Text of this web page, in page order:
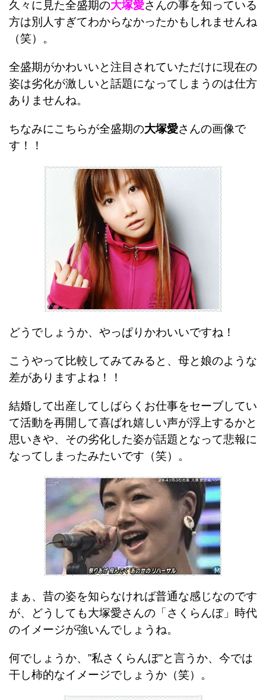
久々に見た全盛期の大塚愛さんの事を知っている
方は別人すぎてわからなかったかもしれませんね
（笑）。
全盛期がかわいいと注目されていただけに現在の
姿は劣化が激しいと話題になってしまうのは仕方
ありませんね。
ちなみにこちらが全盛期の大塚愛さんの画像で
す！！
どうでしょうか、やっぱりかわいいですね！
こうやって比較してみてみると、母と娘のような
差がありますよね！！
結婚して出産してしばらくお仕事をセーブしてい
て活動を再開して喜ばれ嬉しい声が浮上するかと
思いきや、その劣化した姿が話題となって悲報に
なってしまったみたいです（笑）。
まぁ、昔の姿を知らなければ普通な感じなのです
が、どうしても大塚愛さんの「さくらんぼ」時代
のイメージが強いんでしょうね。
何でしょうか、”私さくらんぼ”と言うか、今では
干し柿的なイメージでしょうか（笑）。